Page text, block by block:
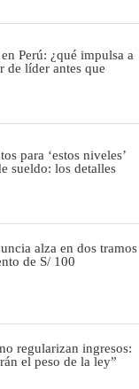
Perú: ¿qué impulsa a
de líder antes que
para ‘estos niveles’
sueldo: los detalles
alza en dos tramos
de S/ 100
regularizan ingresos:
el peso de la ley”